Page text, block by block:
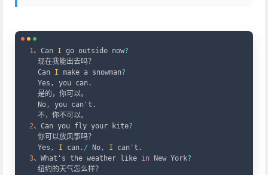
1、Can I go outside now?
  现在我能出去吗？
  Can
I make a snowman?
  Yes
, you can .
  是的，你可以。
  No
, you can't .
2、Can you fly your kite?
  你可以放风筝吗？
  Yes
, I can . / No, I can't .
3、What's the weather like in New York?
  纽约的天气怎么样？